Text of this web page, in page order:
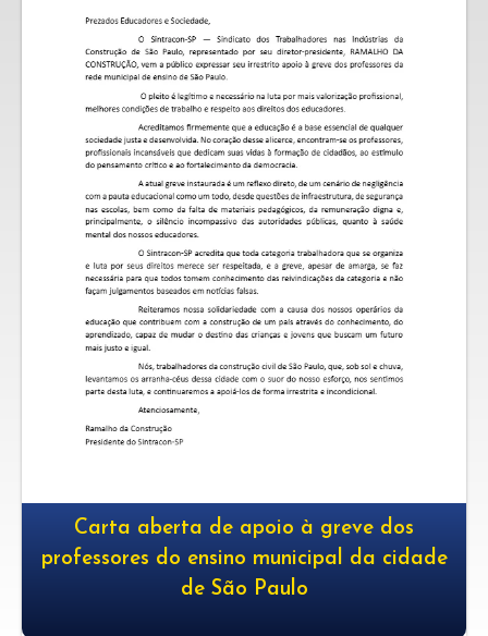
Carta aberta de apoio à greve dos
professores do ensino municipal da cidade
de São Paulo